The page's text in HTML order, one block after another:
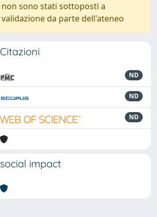
non sono stati sottoposti a
validazione da parte dell'ateneo
Citazioni
ND
ND
ND
social impact